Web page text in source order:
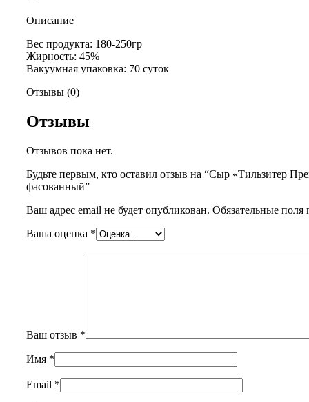
Описание
Вес продукта: 180-250гр
Жирность: 45%
Вакуумная упаковка: 70 суток
Отзывы (0)
Отзывы
Отзывов пока нет.
Будьте первым, кто оставил отзыв на “Сыр «Тильзитер
фасованный”
Ваш адрес email не будет опубликован. Обязательные
Ваша оценка *
Ваш отзыв *
Имя *
Email *